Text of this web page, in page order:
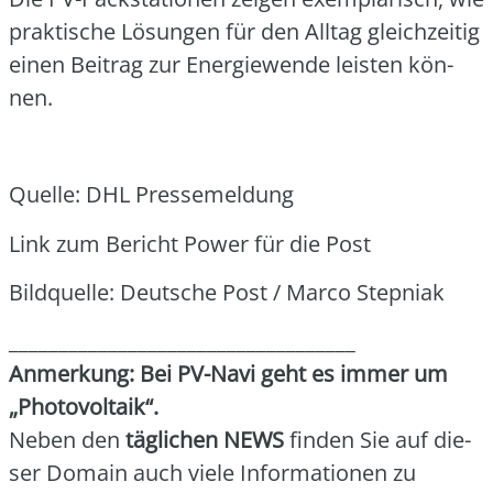
prak­ti­sche Lösun­gen für den All­tag gleich­zei­tig
einen Bei­trag zur Ener­gie­wen­de leis­ten kön­
nen.
Quel­le: DHL Pres­se­mel­dung
Link zum Bericht Power für die Post
Bild­quel­le: Deut­sche Post / Mar­co Step­ni­ak
Anmer­kung: Bei PV-Navi geht es immer um
„Pho­to­vol­ta­ik“.
Neben den täg­li­chen NEWSfin­den Sie auf die­
ser Domain auch vie­le Infor­ma­tio­nen zu